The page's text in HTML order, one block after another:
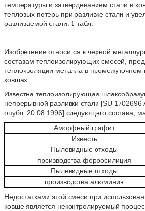
температуры и затвердеванием стали в
тепловых потерь при разливке стали и
разливаемой стали. 1 табл.
Изобретение относится к черной
составам теплоизолирующих смесей,
теплоизоляции металла в промежуточном
ковшах.
Известна теплоизолирующая
непрерывной разливки стали [SU
опубл. 20.08.1996] следующего состава,
Аморфный графит
Известь
Пылевидные отходы
производства ферросилиция
Пылевидные отходы
производства алюминия
Недостатками этой смеси при
ковше является неконтролируемый